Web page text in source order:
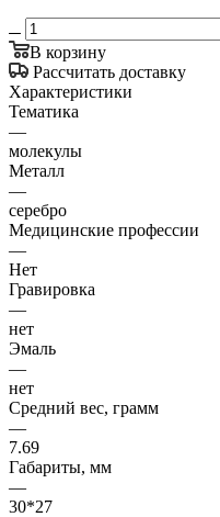
В корзину
Рассчитать доставку
Характеристики
Тематика
—
молекулы
Металл
—
серебро
Медицинские профессии
—
Нет
Гравировка
—
нет
Эмаль
—
нет
Средний вес, грамм
—
7.69
Габариты, мм
—
30*27